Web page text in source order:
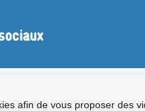
afin de vous proposer des